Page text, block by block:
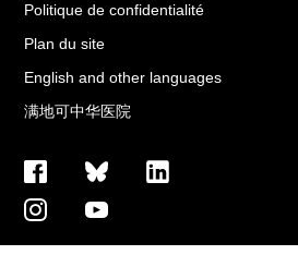
Politique de confidentialité
Plan du site
English and other languages
满地可中华医院